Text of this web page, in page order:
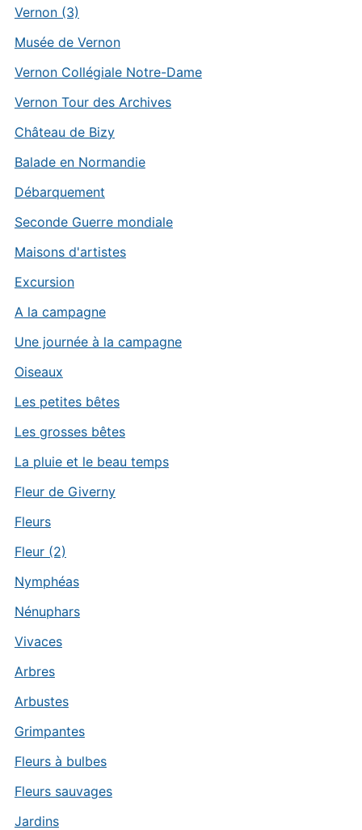
Vernon (3)
Musée de Vernon
Vernon Collégiale Notre-Dame
Vernon Tour des Archives
Château de Bizy
Balade en Normandie
Débarquement
Seconde Guerre mondiale
Maisons d'artistes
Excursion
A la campagne
Une journée à la campagne
Oiseaux
Les petites bêtes
Les grosses bêtes
La pluie et le beau temps
Fleur de Giverny
Fleurs
Fleur (2)
Nymphéas
Nénuphars
Vivaces
Arbres
Arbustes
Grimpantes
Fleurs à bulbes
Fleurs sauvages
Jardins